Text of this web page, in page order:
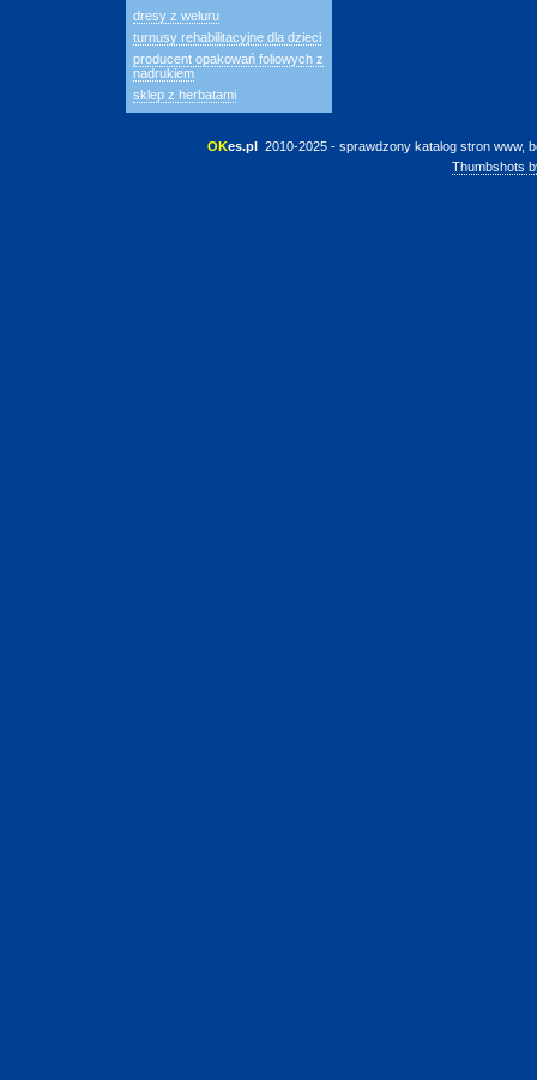
dresy z weluru
turnusy rehabilitacyjne dla dzieci
producent opakowań foliowych z
nadrukiem
sklep z herbatami
OKes.pl 2010-2025 - sprawdzony katalog stron www,
Thumbshots